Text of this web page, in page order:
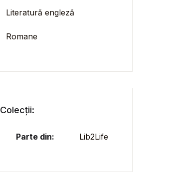
Literatură engleză
Romane
Colecții:
Parte din: Lib2Life